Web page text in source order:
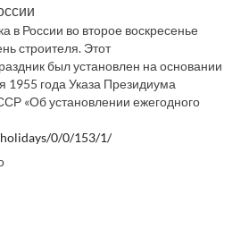
в России во второе воскресенье
строителя. Этот
был установлен на основании
1955 года Указа Президиума
«Об установлении ежегодного
0/0/153/1/